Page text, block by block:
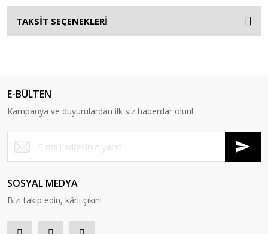
TAKSİT SEÇENEKLERİ
E-BÜLTEN
Kampanya ve duyurulardan ilk siz haberdar olun!
SOSYAL MEDYA
Bizi takip edin, kârlı çıkın!